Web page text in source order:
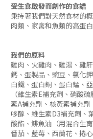
受生食啟發而創作的食譜
秉持著我們對天然食材的
肉類、家禽和魚類的高蛋白
我們的原料
雞肉、火雞肉、雞湯、雞
鈣、蛋製品、豌豆、氯化
白鐵、蛋白銅、蛋白錳、
（維生素E補充劑、硝酸
素A補充劑、核黃素補充
哆醇、維生素D3補充劑、
酸酯、鯡魚油（用混合生
番茄、藍莓、西蘭花、捲